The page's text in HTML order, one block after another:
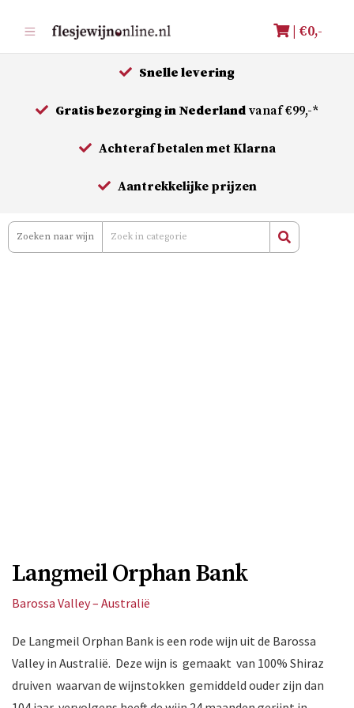
naar
de
| €0,-
Snelle levering
Gratis bezorging in Nederland vanaf €99,-*
Achteraf betalen met Klarna
Aantrekkelijke prijzen
Langmeil Orphan Bank
Barossa Valley – Australië
De Langmeil Orphan Bank is een rode wijn uit de Barossa
Valley in Australië. Deze wijn is gemaakt van 100% Shiraz
druiven waarvan de wijnstokken gemiddeld ouder zijn dan